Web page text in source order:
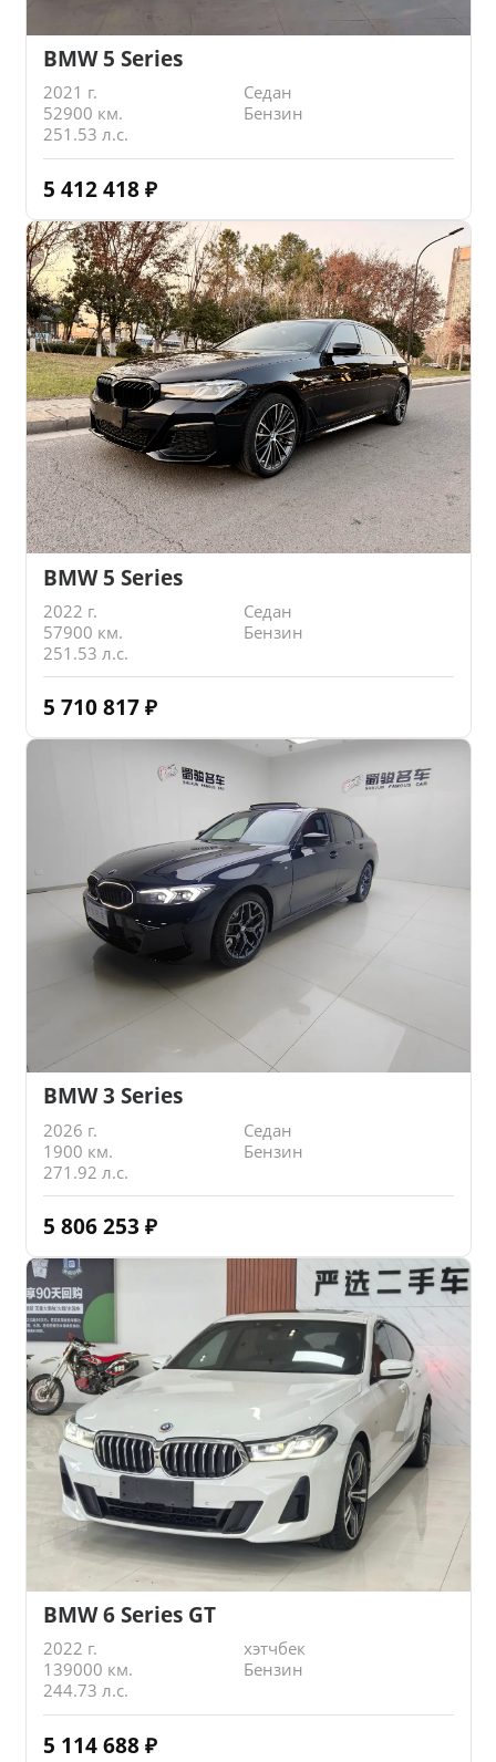
BMW 5 Series
2021 г.
Седан
52900 км.
Бензин
251.53 л.с.
5 412 418 ₽
BMW 5 Series
2022 г.
Седан
57900 км.
Бензин
251.53 л.с.
5 710 817 ₽
BMW 3 Series
2026 г.
Седан
1900 км.
Бензин
271.92 л.с.
5 806 253 ₽
BMW 6 Series GT
2022 г.
хэтчбек
139000 км.
Бензин
244.73 л.с.
5 114 688 ₽